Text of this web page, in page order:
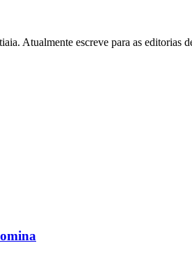
Atualmente escreve para as editorias